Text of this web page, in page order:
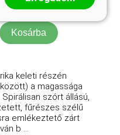
Ft
Kosárba
keleti részén
a magassága
szórt állású,
fűrészes szélű
emlékeztető zárt
b ...